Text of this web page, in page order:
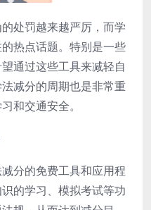
处罚越来越严厉，而学
热点话题。特别是一些
通过这些工具来减轻自
减分的周期也是非常重
和交通安全。
分的免费工具和应用程
的学习、模拟考试等功